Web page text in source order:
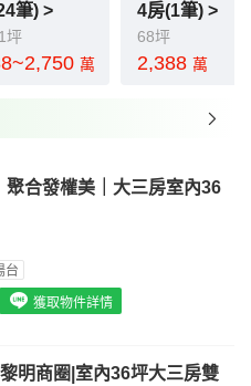
筆) >
坪
萬
4房(1筆) >
68坪
2,388 萬
聚合發權美｜大三房室內36
台
獲取物件詳情
明商圈|室內36坪大三房雙